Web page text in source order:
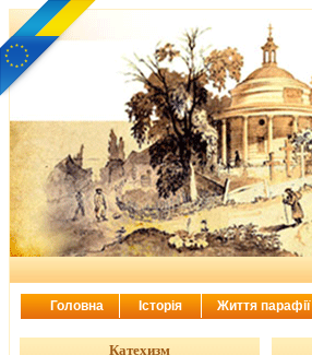
Катехизм
Головна Історія Життя парафії